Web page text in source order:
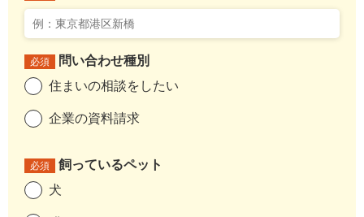
必須
問い合わせ種別
住まいの相談をしたい
企業の資料請求
必須
飼っているペット
犬